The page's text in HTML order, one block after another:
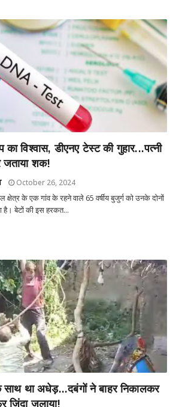
का विश्वास, डीएनए टेस्ट की गुहार...पत्नी
जताया शक!
October 26, 2024
के एक गांव के रहने वाले 65 वर्षीय बुजुर्ग को उनके दोनों
है। बेटों की इस हरकत...
था अधेड़...दबंगों ने बाहर निकालकर
जिंदा जलाया!